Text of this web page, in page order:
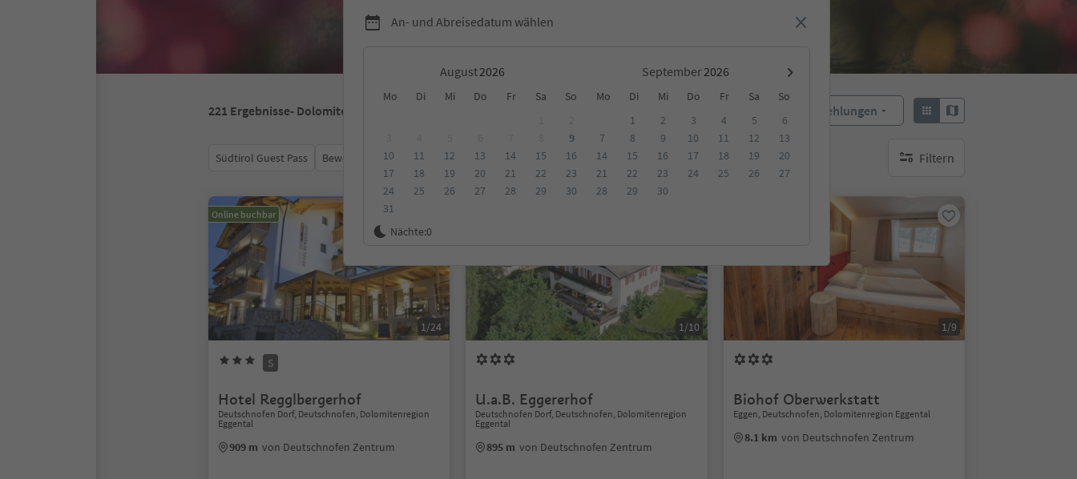
An- und Abreisedatum wählen
August September
Mo Di Mi Do Fr Sa So Mo Di Mi Do Fr Sa
So
9
10
11 12 13 14 15
16
17
18 19 20 21 22
23
24
25 26 27 28 29
30
31
1 2 3 4 5
6
7
8 9 10 11 12
13
14
15 16 17 18 19
20
21
22 23 24 25 26
27
28
29 30
Nächte:0
221 Ergebnisse- Dolomitenregion Eggental Empfehlungen
Südtirol Guest Pass Bewertungen Kategorie Verpflegungsart Nachhaltige Unterkunft Filtern
keine aktiven Filte
Online buchbar
1/24
S
Hotel Regglbergerhof
Deutschnofen Dorf, Deutschnofen, Dolomitenregion
Eggental
909 m von Deutschnofen Zentrum
1/10
U.a.B. Eggererhof
Deutschnofen Dorf, Deutschnofen, Dolomitenregion
Eggental
895 m von Deutschnofen Zentrum
1/9
Biohof Oberwerkstatt
Eggen, Deutschnofen, Dolomitenregion Eggental
8.1 km von Deutschnofen Zentrum